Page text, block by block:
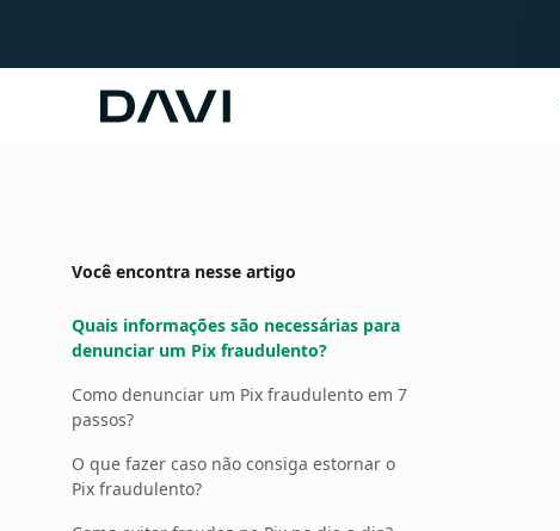
Davi
Você encontra nesse artigo
Quais informações são necessárias para
denunciar um Pix fraudulento?
Como denunciar um Pix fraudulento em 7
passos?
O que fazer caso não consiga estornar o
Pix fraudulento?